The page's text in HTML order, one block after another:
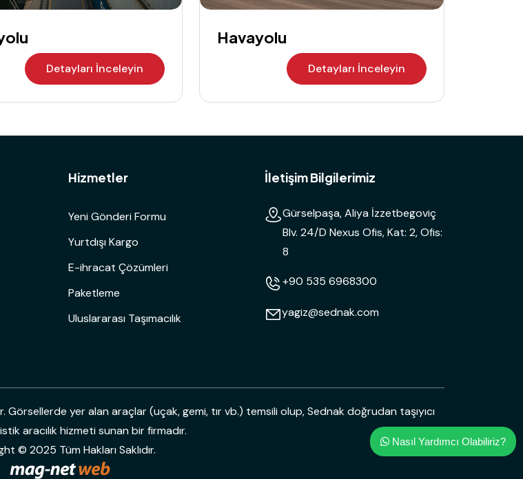
Detayları İnceleyin
Havayolu
Detayları İnceleyin
Hizmetler
Yeni Gönderi Formu
Yurtdışı Kargo
E-ihracat Çözümleri
Paketleme
Uluslararası Taşımacılık
İletişim Bilgilerimiz
Gürselpaşa, Aliya İzzetbegoviç
Blv. 24/D Nexus Ofis, Kat: 2, Ofis:
8
+90 535 6968300
yagiz@sednak.com
yer alan araçlar (uçak, gemi, tır vb.) temsili olup, Sednak doğrudan taşıyıcı
aracılık hizmeti sunan bir firmadır.
© 2025 Tüm Hakları Saklıdır.
Nasıl Yardımcı Olabiliriz?